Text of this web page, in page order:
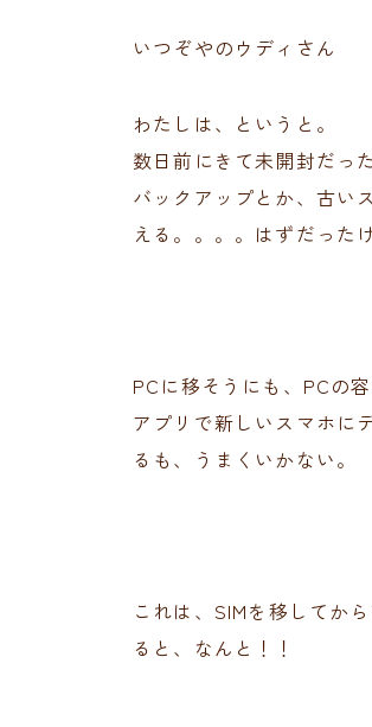
いつぞやのウディさん
わたしは、というと。
数日前にきて未開封だっ
バックアップとか、古い
える。。。。はずだった
PCに移そうにも、PCの
アプリで新しいスマホに
るも、うまくいかない。
これは、SIMを移してか
ると、なんと！！